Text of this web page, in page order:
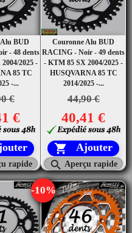
BUD
- 48 dents
2025 -
85 TC
-...
€
€
rapide
Couronne Alu BUD
RACING - Noir - 49 dents
- KTM 85 SX 2004/2025 -
HUSQVARNA 85 TC
2014/2025 -...
44,90 €
40,41 €
 Ajouter
 Aperçu rapide
-10%